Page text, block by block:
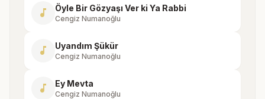
music_note Öyle Bir Gözyaşı Ver ki Ya Rabbi
Cengiz Numanoğlu
music_note Uyandım Şükür
Cengiz Numanoğlu
music_note Ey Mevta
Cengiz Numanoğlu